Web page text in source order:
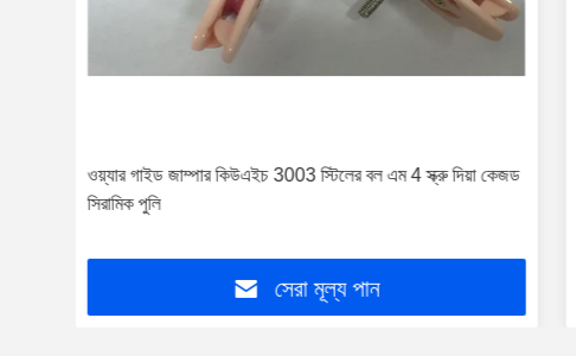
ওয়্যার গাইড জাম্পার কিউএইচ 3003 স্টিলের বল এম 4 স্ক্রু দিয়া কেজড
সিরামিক পুলি
সেরা মূল্য পান